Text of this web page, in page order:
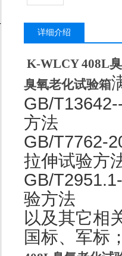
详细介绍
K-WLCY 408L
臭氧老化试验箱
GB/
方法
GB/T7762-
拉伸试验方
GB/
验方法
以及其它相
国标、军标